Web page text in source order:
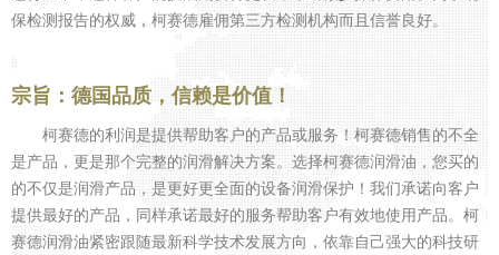
保检测报告的权威，柯赛德雇佣第三方检测机构而且信誉良好。
宗旨：德国品质，信赖是价值！
柯赛德的利润是提供帮助客户的产品或服务！柯赛德销售的不全
是产品，更是那个完整的润滑解决方案。选择柯赛德润滑油，您买的
的不仅是润滑产品，是更好更全面的设备润滑保护！我们承诺向客户
提供最好的产品，同样承诺最好的服务帮助客户有效地使用产品。柯
赛德润滑油紧密跟随最新科学技术发展方向，依靠自己强大的科技研